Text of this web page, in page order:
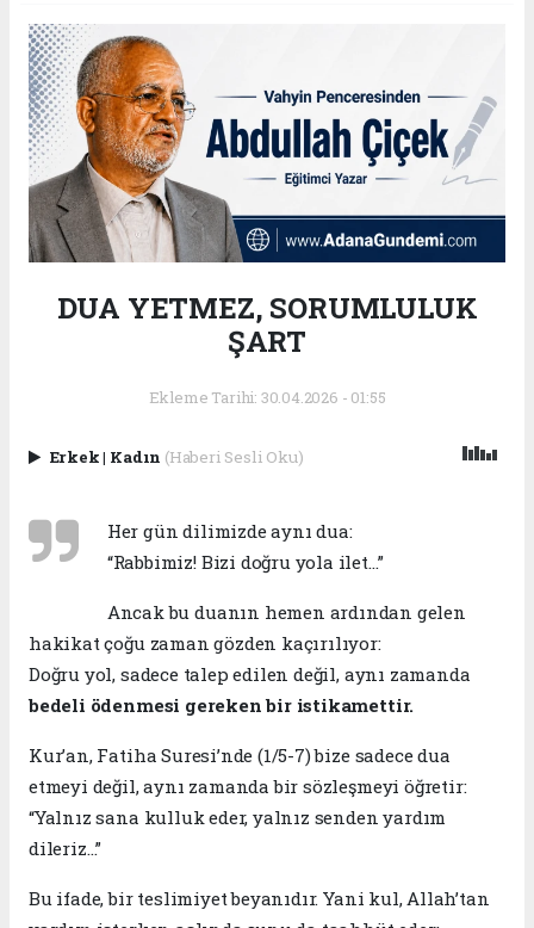
DUA YETMEZ, SORUMLULUK
ŞART
Ekleme Tarihi: 30.04.2026 - 01:55
Erkek| Kadın (Haberi Sesli Oku)
Her gün dilimizde aynı dua:
“Rabbimiz! Bizi doğru yola ilet…”
Ancak bu duanın hemen ardından gelen
hakikat çoğu zaman gözden kaçırılıyor:
Doğru yol, sadece talep edilen değil, aynı zamanda
bedeli ödenmesi gereken bir istikamettir.
Kur’an, Fatiha Suresi’nde (1/5-7) bize sadece dua
etmeyi değil, aynı zamanda bir sözleşmeyi öğretir:
“Yalnız sana kulluk eder, yalnız senden yardım
dileriz…”
Bu ifade, bir teslimiyet beyanıdır. Yani kul, Allah’tan